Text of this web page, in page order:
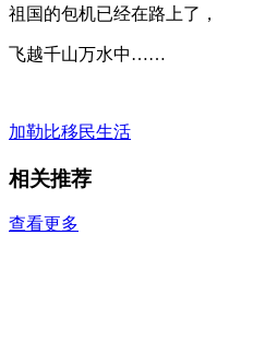
祖国的包机已经在路上了，
飞越千山万水中……
加勒比移民生活
相关推荐
查看更多